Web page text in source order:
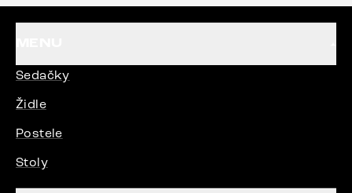
Sedačky
Židle
Postele
Stoly